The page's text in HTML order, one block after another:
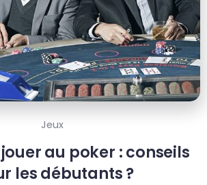
Jeux
au poker : conseils
les débutants ?